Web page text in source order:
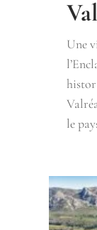
Une
le